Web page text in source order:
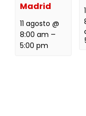
Madrid
11 agosto @
8:00 am –
5:00 pm